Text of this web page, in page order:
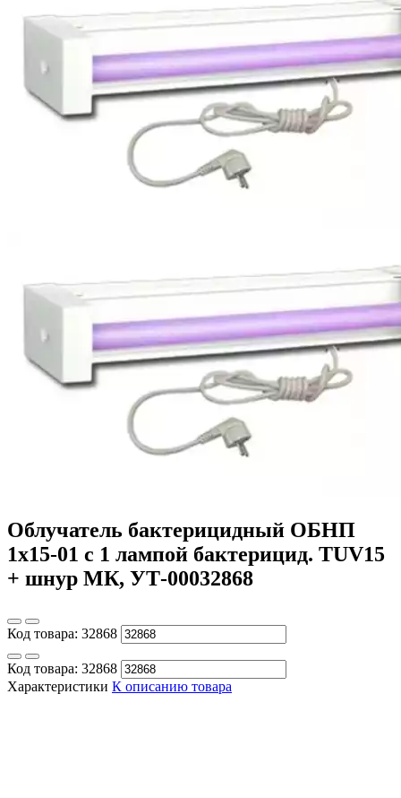
Облучатель бактерицидный ОБНП
1х15-01 с 1 лампой бактерицид. TUV15
+ шнур МК, УТ-00032868
Код товара: 32868
Код товара: 32868
Характеристики К описанию товара